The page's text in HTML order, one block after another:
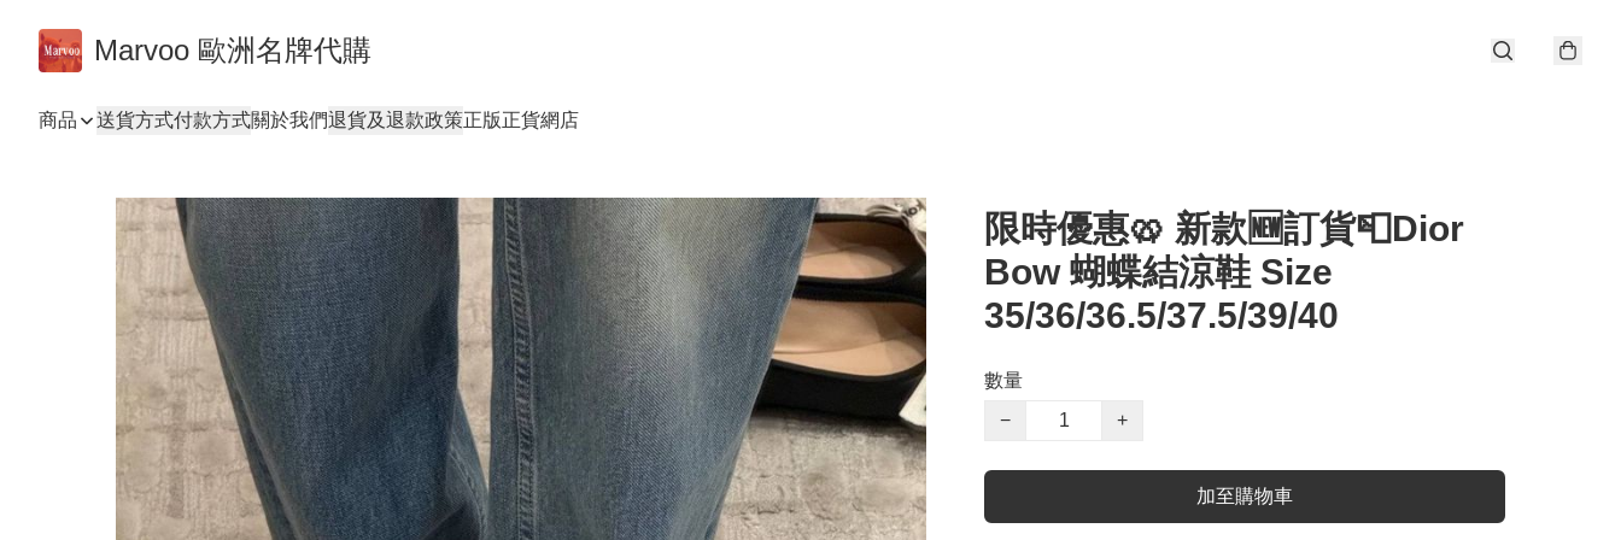
Marvoo 歐洲名牌代購
商品 送貨方式付款方式關於我們退貨及退款政策正版正貨網店
限時優惠🥨 新款🆕訂貨📮Dior
Bow 蝴蝶結涼鞋 Size
35/36/36.5/37.5/39/40
數量
−
+
加至購物車